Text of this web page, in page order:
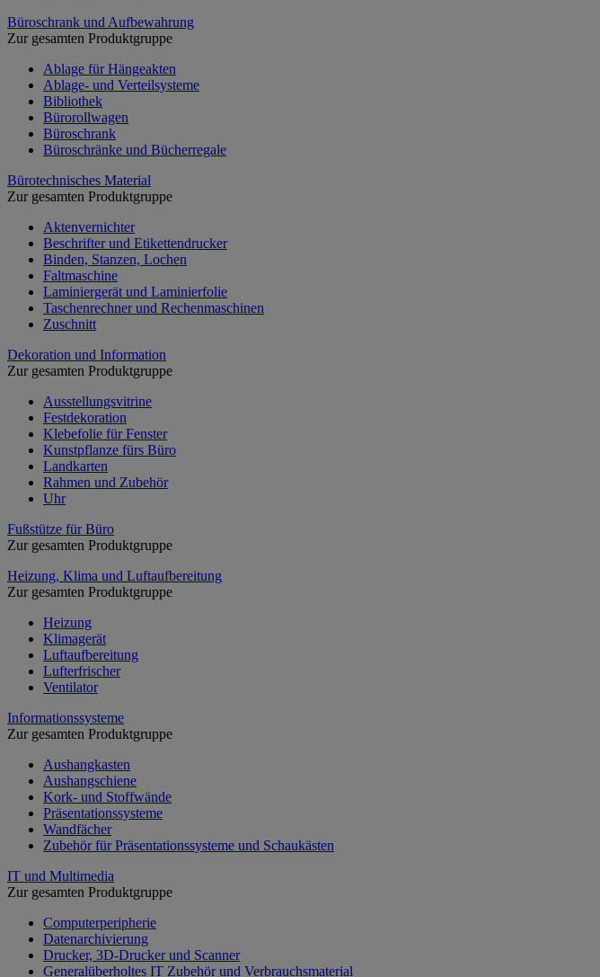
Büroschrank und Aufbewahrung
Zur gesamten Produktgruppe
Ablage für Hängeakten
Ablage- und Verteilsysteme
Bibliothek
Bürorollwagen
Büroschrank
Büroschränke und Bücherregale
Bürotechnisches Material
Zur gesamten Produktgruppe
Aktenvernichter
Beschrifter und Etikettendrucker
Binden, Stanzen, Lochen
Faltmaschine
Laminiergerät und Laminierfolie
Taschenrechner und Rechenmaschinen
Zuschnitt
Dekoration und Information
Zur gesamten Produktgruppe
Ausstellungsvitrine
Festdekoration
Klebefolie für Fenster
Kunstpflanze fürs Büro
Landkarten
Rahmen und Zubehör
Uhr
Fußstütze für Büro
Zur gesamten Produktgruppe
Heizung, Klima und Luftaufbereitung
Zur gesamten Produktgruppe
Heizung
Klimagerät
Luftaufbereitung
Lufterfrischer
Ventilator
Informationssysteme
Zur gesamten Produktgruppe
Aushangkasten
Aushangschiene
Kork- und Stoffwände
Präsentationssysteme
Wandfächer
Zubehör für Präsentationssysteme und Schaukästen
IT und Multimedia
Zur gesamten Produktgruppe
Computerperipherie
Datenarchivierung
Drucker, 3D-Drucker und Scanner
Generalüberholtes IT Zubehör und Verbrauchsmaterial